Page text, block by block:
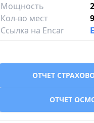
Мощность
Кол-во мест
9
Ссылка на Encar
ОТЧЕТ
ОТЧЕТ